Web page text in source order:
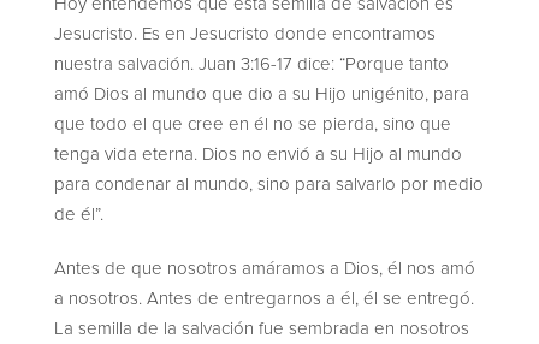
Jesucristo. Es en Jesucristo donde encontramos
nuestra salvación. Juan 3:16-17 dice: “Porque tanto
amó Dios al mundo que dio a su Hijo unigénito, para
que todo el que cree en él no se pierda, sino que
tenga vida eterna. Dios no envió a su Hijo al mundo
para condenar al mundo, sino para salvarlo por medio
de él”.
Antes de que nosotros amáramos a Dios, él nos amó
a nosotros. Antes de entregarnos a él, él se entregó.
La semilla de la salvación fue sembrada en nosotros